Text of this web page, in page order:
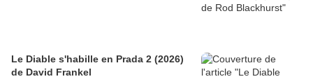
Le Diable s'habille en Prada 2 (2026)
de David Frankel